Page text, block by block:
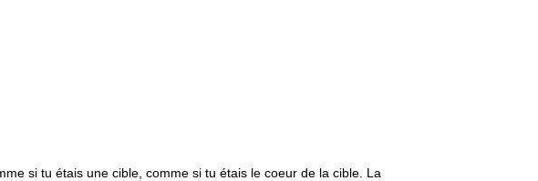
si tu étais une cible, comme si tu étais le coeur de la cible. La